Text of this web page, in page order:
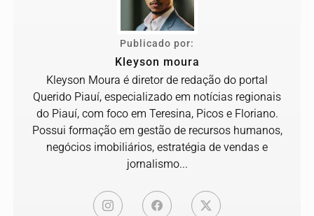
Publicado por:
Kleyson moura
Kleyson Moura é diretor de redação do portal
Querido Piauí, especializado em notícias regionais
do Piauí, com foco em Teresina, Picos e Floriano.
Possui formação em gestão de recursos humanos,
negócios imobiliários, estratégia de vendas e
jornalismo...